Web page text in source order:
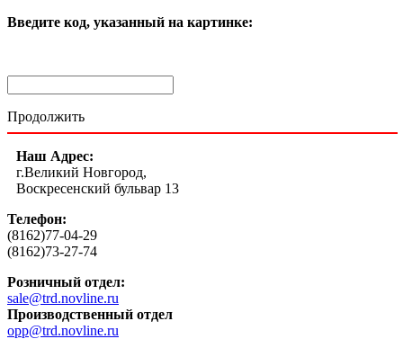
Введите код, указанный на картинке:
Продолжить
Наш Адрес:
г.Великий Новгород,
Воскресенский бульвар 13
Телефон:
(8162)77-04-29
(8162)73-27-74
Розничный отдел:
sale@trd.novline.ru
Производственный отдел
opp@trd.novline.ru